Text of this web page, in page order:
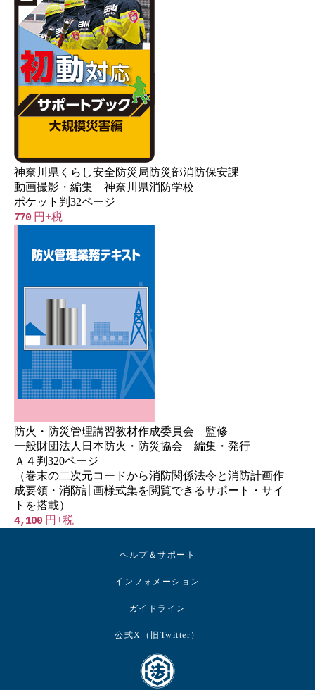
神奈川県くらし安全防災局防災部消防保安課
動画撮影・編集 神奈川県消防学校
ポケット判32ページ
770 円+税
防火・防災管理講習教材作成委員会 監修
一般財団法人日本防火・防災協会 編集・発行
Ａ４判320ページ
（巻末の二次元コードから消防関係法令と消防計画作
成要領・消防計画様式集を閲覧できるサポート・サイ
トを搭載）
4,100 円+税
ヘルプ＆サポート
インフォメーション
ガイドライン
公式X（旧Twitter）